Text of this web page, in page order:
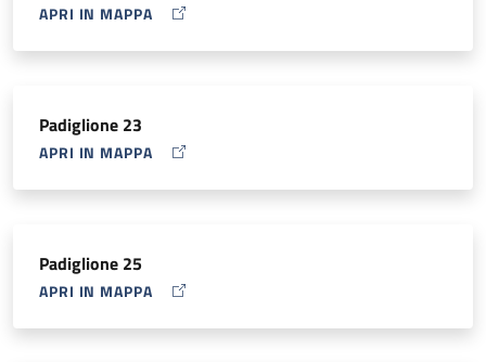
APRI IN MAPPA
MAP ICON
Padiglione 23
APRI IN MAPPA
MAP ICON
Padiglione 25
APRI IN MAPPA
MAP ICON